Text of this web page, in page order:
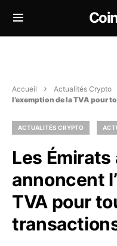
Accueil Actualités Crypto
l’exemption de la TVA pour
ACTUALITÉS CRYPTO
Les
annoncent
TVA pour